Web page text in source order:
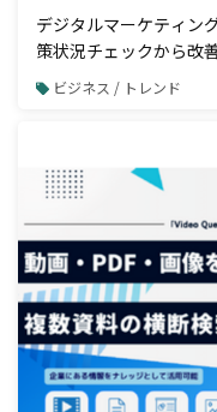
デジタルマーケティン
策状況チェックから改
ド」で一元管理
ビジネス / トレンド